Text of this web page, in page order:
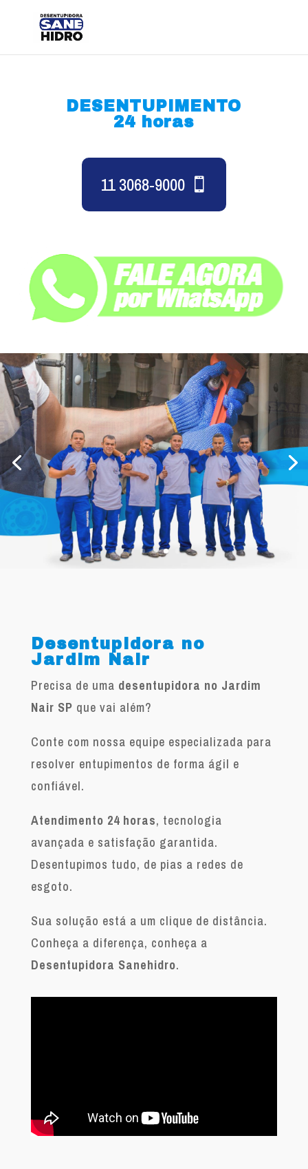
DESENTUPIMENTO
24 horas
11 3068-9000
Desentupidora no
Jardim Nair
Precisa de uma desentupidora no Jardim
Nair SP que vai além?
Conte com nossa equipe especializada para
resolver entupimentos de forma ágil e
confiável.
Atendimento 24 horas, tecnologia
avançada e satisfação garantida.
Desentupimos tudo, de pias a redes de
esgoto.
Sua solução está a um clique de distância.
Conheça a diferença, conheça a
Desentupidora Sanehidro.